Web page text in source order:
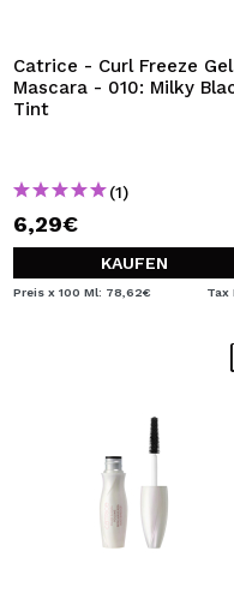
Durch die Erstellung
können Sie Ihre
Bestellungen
Catrice - Curl Freeze Gel
Mascara - 010: Milky
Tint
(1)
6,29€
KAUFEN
Preis x 100 Ml: 78,62€ Tax